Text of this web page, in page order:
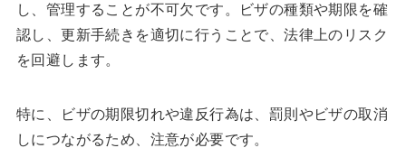
し、管理することが不可欠です。ビザの種類や期限を確
認し、更新手続きを適切に行うことで、法律上のリスク
を回避します。
特に、ビザの期限切れや違反行為は、罰則やビザの取消
しにつながるため、注意が必要です。